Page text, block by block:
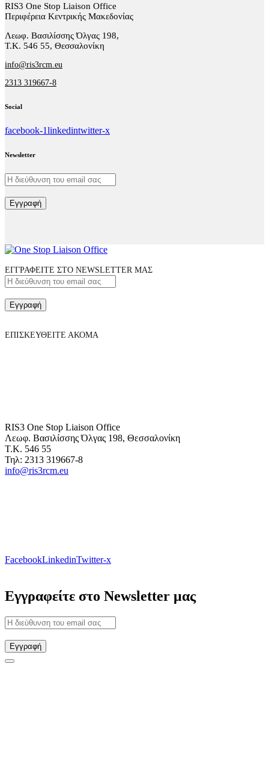
RIS3 One Stop Liaison Office
Περιφέρεια Κεντρικής Μακεδονίας
Λεωφ. Βασιλίσσης Όλγας 198,
Τ.Κ. 546 55, Θεσσαλονίκη
info@ris3rcm.eu
2313 319667-8
Social
facebook-1linkedintwitter-x
Newsletter
Εγγραφή
ΕΓΓΡΑΦΕΙΤΕ ΣΤΟ NEWSLETTER ΜΑΣ
Εγγραφή
ΕΠΙΣΚΕΥΘΕΙΤΕ ΑΚΟΜΑ
RIS3 One Stop Liaison Office
Λεωφ. Βασιλίσσης Όλγας 198, Θεσσαλονίκη
Τ.Κ. 546 55
Τηλ: 2313 319667-8
info@ris3rcm.eu
FacebookLinkedinTwitter-x
Εγγραφείτε στο Newsletter μας
Εγγραφή